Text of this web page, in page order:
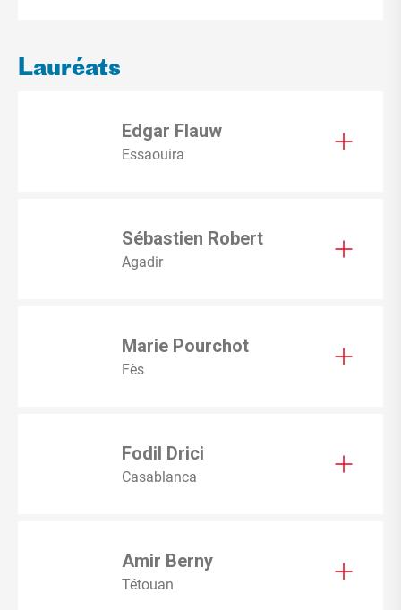
Lauréats
Edgar Flauw
Essaouira
Sébastien Robert
Agadir
Marie Pourchot
Fès
Fodil Drici
Casablanca
Amir Berny
Tétouan